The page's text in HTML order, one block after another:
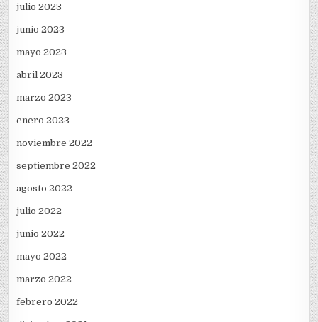
julio 2023
junio 2023
mayo 2023
abril 2023
marzo 2023
enero 2023
noviembre 2022
septiembre 2022
agosto 2022
julio 2022
junio 2022
mayo 2022
marzo 2022
febrero 2022